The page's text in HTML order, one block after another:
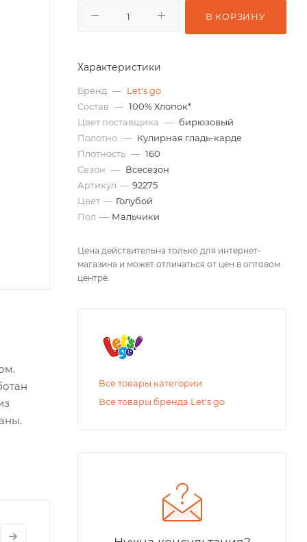
В КОРЗИНУ
Характеристики
Бренд — Let's go
Состав — 100% Хлопок*
Цвет поставщика — бирюзовый
Полотно — Кулирная гладь-карде
Плотность — 160
Сезон — Всесезон
Артикул — 92275
Цвет — Голубой
Пол — Мальчики
Цена действительна только для интернет-
магазина и может отличаться от цен в оптовом
центре.
Все товары категории
Все товары бренда Let's go